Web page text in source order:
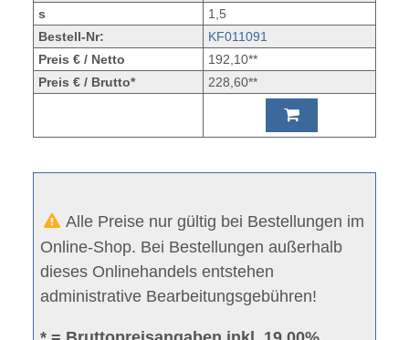
s
1,5
Bestell-Nr:
KF011091
Preis € / Netto
192,10**
Preis € / Brutto*
228,60**
Alle Preise nur gültig bei Bestellungen im
Online-Shop. Bei Bestellungen außerhalb
dieses Onlinehandels entstehen
administrative Bearbeitungsgebühren!